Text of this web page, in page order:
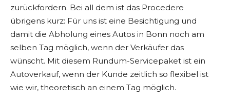
zurückfordern. Bei all dem ist das Procedere
übrigens kurz: Für uns ist eine Besichtigung und
damit die Abholung eines Autos in Bonn noch am
selben Tag möglich, wenn der Verkäufer das
wünscht. Mit diesem Rundum-Servicepaket ist ein
Autoverkauf, wenn der Kunde zeitlich so flexibel ist
wie wir, theoretisch an einem Tag möglich.